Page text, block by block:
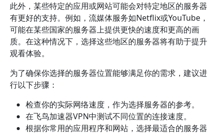
此外，某些特定的应用或网站可能会对特定地区的服务器
有更好的支持。例如，流媒体服务如Netflix或YouTube，
可能在某些国家的服务器上提供更快的速度和更高的画
质。在这种情况下，选择这些地区的服务器将有助于提升
观看体验。
为了确保你选择的服务器位置能够满足你的需求，建议进
行以下步骤：
检查你的实际网络速度，作为选择服务器的参考。
在飞鸟加速器VPN中测试不同位置的连接速度。
根据你常用的应用程序和网站，选择最适合的服务器